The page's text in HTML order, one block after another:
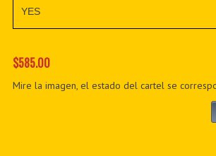
YES
$585.00
Mire la imagen, el estado del cartel se